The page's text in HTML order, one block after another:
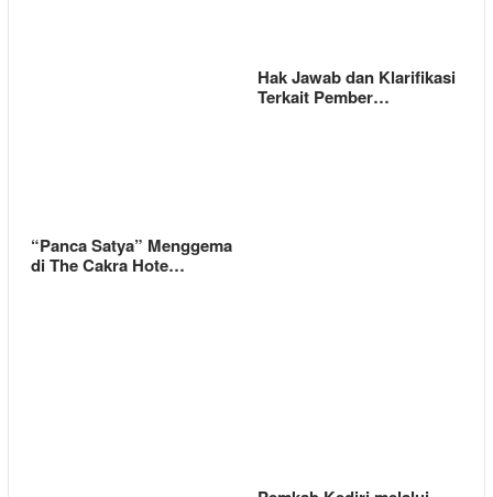
Hak Jawab dan Klarifikasi
Terkait Pember…
“Panca Satya” Menggema
di The Cakra Hote…